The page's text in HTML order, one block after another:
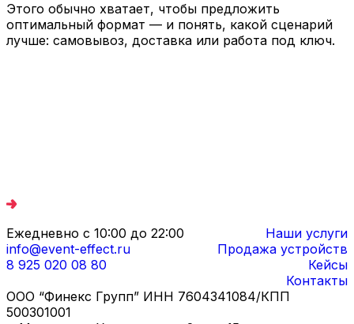
Этого обычно хватает, чтобы предложить
оптимальный формат — и понять, какой сценарий
лучше: самовывоз, доставка или работа под ключ.
Ежедневно с 10:00 до 22:00
info@event-effect.ru
8 925 020 08 80
Наши услуги
Продажа устройств
Кейсы
Контакты
ООО “Финекс Групп” ИНН 7604341084/КПП
500301001